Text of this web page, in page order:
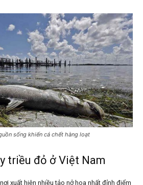
sống khiến cá chết hàng loạt
triều đỏ ở Việt Nam
xuất hiện nhiều tảo nở hoa nhất đỉnh điểm